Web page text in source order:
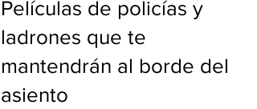
Películas de policías y
ladrones que te
mantendrán al borde del
asiento